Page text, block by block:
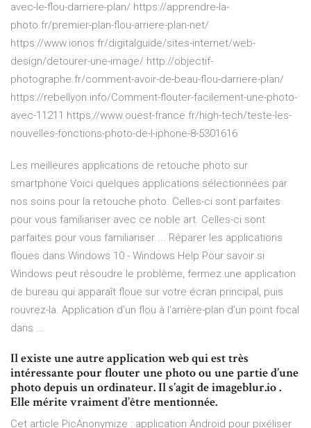
avec-le-flou-darriere-plan/ https://apprendre-la-
photo.fr/premier-plan-flou-arriere-plan-net/
https://www.ionos.fr/digitalguide/sites-internet/web-
design/detourer-une-image/ http://objectif-
photographe.fr/comment-avoir-de-beau-flou-darriere-plan/
https://rebellyon.info/Comment-flouter-facilement-une-photo-
avec-11211 https://www.ouest-france.fr/high-tech/teste-les-
nouvelles-fonctions-photo-de-l-iphone-8-5301616
Les meilleures applications de retouche photo sur
smartphone Voici quelques applications sélectionnées par
nos soins pour la retouche photo. Celles-ci sont parfaites
pour vous familiariser avec ce noble art. Celles-ci sont
parfaites pour vous familiariser ... Réparer les applications
floues dans Windows 10 - Windows Help Pour savoir si
Windows peut résoudre le problème, fermez une application
de bureau qui apparaît floue sur votre écran principal, puis
rouvrez-la. Application d'un flou à l'arrière-plan d'un point focal
dans ...
Il existe une autre application web qui est très
intéressante pour flouter une photo ou une partie d’une
photo depuis un ordinateur. Il s’agit de imageblur.io .
Elle mérite vraiment d’être mentionnée.
Cet article PicAnonymize : application Android pour pixéliser